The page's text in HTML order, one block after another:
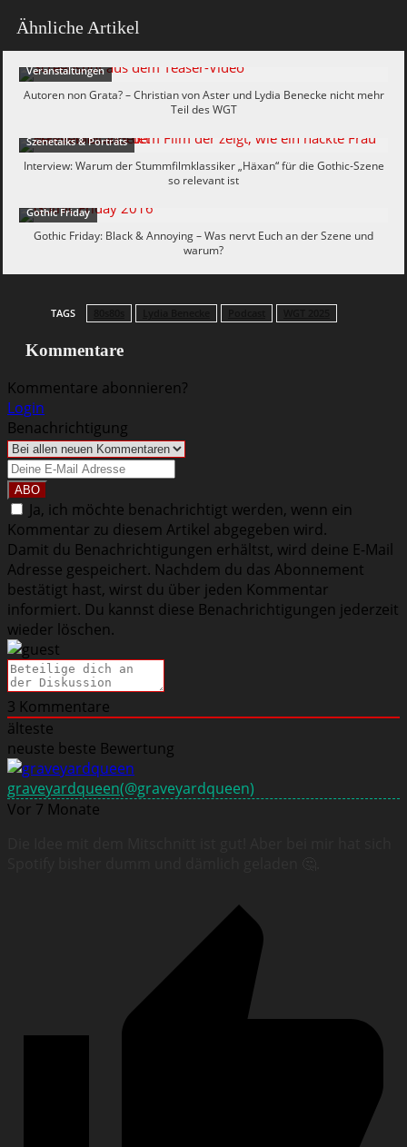
Ähnliche Artikel
Veranstaltungen
Autoren non Grata? – Christian von Aster und Lydia Benecke nicht mehr
Teil des WGT
Szenetalks & Porträts
Interview: Warum der Stummfilmklassiker „Häxan“ für die Gothic-Szene
so relevant ist
Gothic Friday
Gothic Friday: Black & Annoying – Was nervt Euch an der Szene und
warum?
TAGS
Kommentare
Kommentare abonnieren?
Login
Benachrichtigung
Ja, ich möchte benachrichtigt werden, wenn ein
Kommentar zu diesem Artikel abgegeben wird.
Damit du Benachrichtigungen erhältst, wird deine E-Mail
Adresse gespeichert. Nachdem du das Abonnement
bestätigt hast, wirst du über jeden Kommentar
informiert. Du kannst diese Benachrichtigungen jederzeit
wieder löschen.
3 Kommentare
älteste
neuste beste Bewertung
graveyardqueen(@graveyardqueen)
Vor 7 Monate